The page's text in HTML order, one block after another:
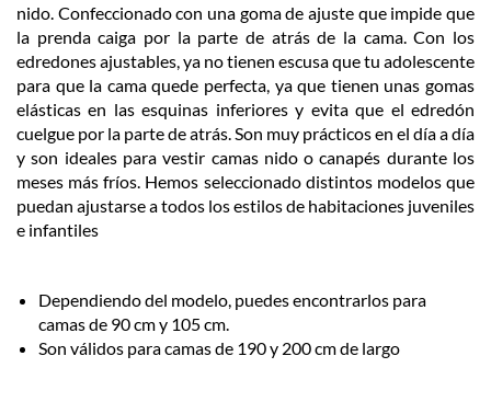
nido. Confeccionado con una goma de ajuste que impide que
la prenda caiga por la parte de atrás de la cama.Con los
edredones ajustables, ya no tienen escusa que tu adolescente
para que la cama quede perfecta, ya que tienen unas gomas
elásticas en las esquinas inferiores y evita que el edredón
cuelgue por la parte de atrás. Son muy prácticos en el día a día
y son ideales para vestir camas nido o canapés durante los
meses más fríos. Hemos seleccionado distintos modelos que
puedan ajustarse a todos los estilos de habitaciones juveniles
e infantiles
Dependiendo del modelo, puedes encontrarlos para
camas de 90 cm y 105 cm.
Son válidos para camas de 190 y 200 cm de largo